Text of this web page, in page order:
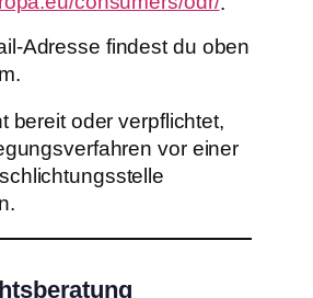
Adresse findest du oben
bereit oder verpflichtet,
vor einer